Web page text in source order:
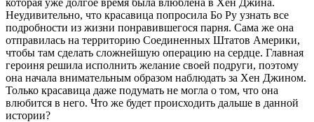
Неудивительно, что красавица попросила Бо Ру узнать все
подробности из жизни понравившегося парня. Сама же она
отправилась на территорию Соединенных Штатов Америки,
чтобы там сделать сложнейшую операцию на сердце. Главная
героиня решила исполнить желание своей подруги, поэтому
она начала внимательным образом наблюдать за Хен Джином.
Только красавица даже подумать не могла о том, что она
влюбится в него. Что же будет происходить дальше в данной
истории?